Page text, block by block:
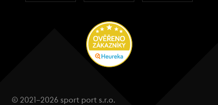
© 2021–2026 sport port s.r.o.